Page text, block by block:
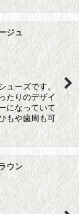
ジュ
ューズです。
たりのデザイ
になっていて
もや歯周も可
ウン